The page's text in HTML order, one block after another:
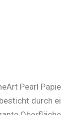
Pearl
durch